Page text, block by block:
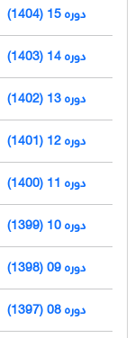
دوره 15 (1404)
دوره 14 (1403)
دوره 13 (1402)
دوره 12 (1401)
دوره 11 (1400)
دوره 10 (1399)
دوره 09 (1398)
دوره 08 (1397)